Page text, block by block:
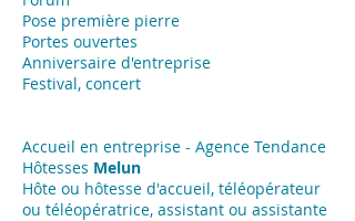
Pose première pierre
Portes ouvertes
Anniversaire d'entreprise
Festival, concert
Accueil en entreprise - Agence Tendance
Hôtesses Melun
Hôte ou hôtesse d'accueil, téléopérateur
ou téléopératrice, assistant ou assistante